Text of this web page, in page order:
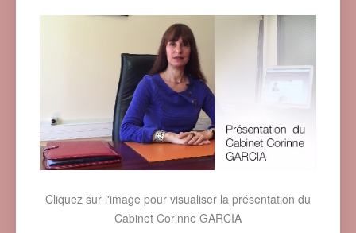
Cliquez sur l'image pour visualiser la présentation du
Cabinet Corinne GARCIA